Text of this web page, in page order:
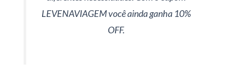
LEVENAVIAGEM você ainda ganha 10%
OFF.